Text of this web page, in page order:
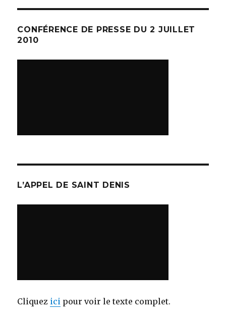
CONFÉRENCE DE PRESSE DU 2 JUILLET
2010
L’APPEL DE SAINT DENIS
Cliquez ici pour voir le texte complet.